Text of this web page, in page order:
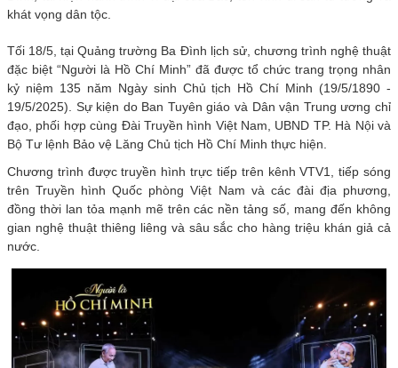
khát vọng dân tộc.
Tối 18/5, tại Quảng trường Ba Đình lịch sử, chương trình nghệ thuật
đặc biệt “Người là Hồ Chí Minh” đã được tổ chức trang trọng nhân
kỷ niệm 135 năm Ngày sinh Chủ tịch Hồ Chí Minh (19/5/1890 -
19/5/2025). Sự kiện do Ban Tuyên giáo và Dân vận Trung ương chỉ
đạo, phối hợp cùng Đài Truyền hình Việt Nam, UBND TP. Hà Nội và
Bộ Tư lệnh Bảo vệ Lăng Chủ tịch Hồ Chí Minh thực hiện.
Chương trình được truyền hình trực tiếp trên kênh VTV1, tiếp sóng
trên Truyền hình Quốc phòng Việt Nam và các đài địa phương,
đồng thời lan tỏa mạnh mẽ trên các nền tảng số, mang đến không
gian nghệ thuật thiêng liêng và sâu sắc cho hàng triệu khán giả cả
nước.